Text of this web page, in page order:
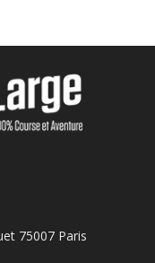
75007 Paris